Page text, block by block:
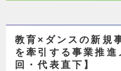
教育×ダンスの新規
を牽引する事業推
回・代表直下】